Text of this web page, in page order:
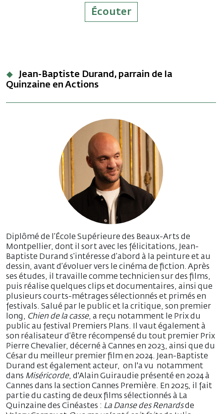
Écouter
Jean-Baptiste Durand, parrain de la
Quinzaine en Actions
Diplômé de l’École Supérieure des Beaux-Arts de
Montpellier, dont il sort avec les félicitations, Jean-
Baptiste Durand s’intéresse d’abord à la peinture et au
dessin, avant d’évoluer vers le cinéma de fiction. Après
ses études, il travaille comme technicien sur des films,
puis réalise quelques clips et documentaires, ainsi que
plusieurs courts-métrages sélectionnés et primés en
festivals. Salué par le public et la critique, son premier
long, Chien de la casse, a reçu notamment le Prix du
public au festival Premiers Plans. Il vaut également à
son réalisateur d’être récompensé du tout premier Prix
Pierre Chevalier, décerné à Cannes en 2023, ainsi que du
César du meilleur premier film en 2024. Jean-Baptiste
Durand est également acteur, on l'a vu notamment
dans Miséricorde, d'Alain Guiraudie présenté en 2024 à
Cannes dans la section Cannes Première. En 2025, il fait
partie du casting de deux films sélectionnés à La
Quinzaine des Cinéastes : La Danse des Renardsde